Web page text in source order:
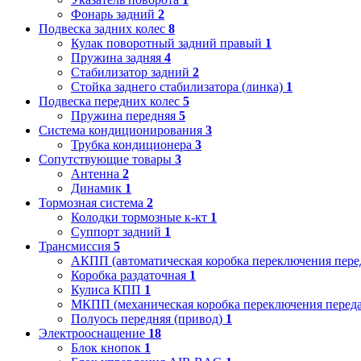
Фонарь задний 2
Подвеска задних колес 8
Кулак поворотный задний правый 1
Пружина задняя 4
Стабилизатор задний 2
Стойка заднего стабилизатора (линка) 1
Подвеска передних колес 5
Пружина передняя 5
Система кондиционирования 3
Трубка кондиционера 3
Сопутствующие товары 3
Антенна 2
Динамик 1
Тормозная система 2
Колодки тормозные к-кт 1
Суппорт задний 1
Трансмиссия 5
АКПП (автоматическая коробка переключения
Коробка раздаточная 1
Кулиса КПП 1
МКПП (механическая коробка переключения
Полуось передняя (привод) 1
Электрооснащение 18
Блок кнопок 1